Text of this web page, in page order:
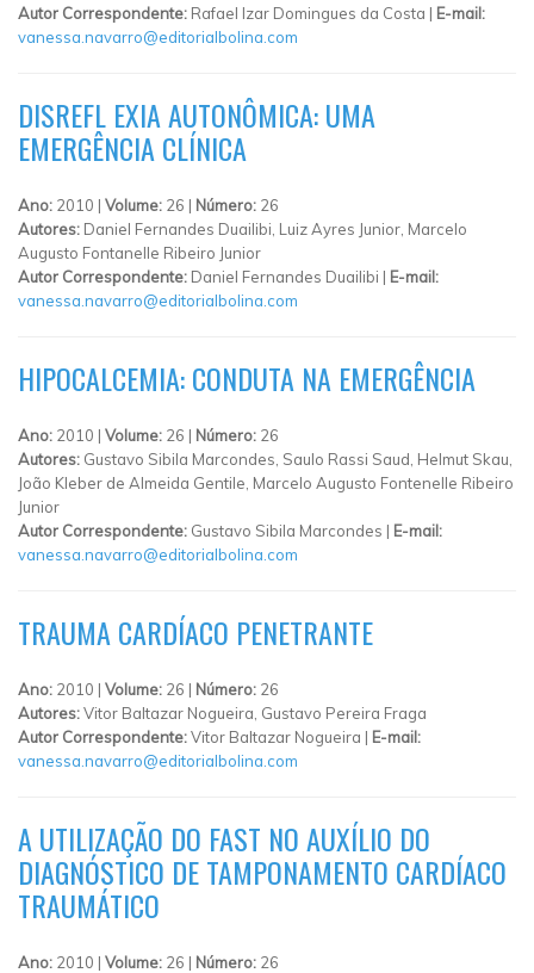
Autor Correspondente: Rafael Izar Domingues da Costa | E-mail:
vanessa.navarro@editorialbolina.com
DISREFL EXIA AUTONÔMICA: UMA
EMERGÊNCIA CLÍNICA
Ano: 2010 | Volume: 26 | Número: 26
Autores: Daniel Fernandes Duailibi, Luiz Ayres Junior, Marcelo
Augusto Fontanelle Ribeiro Junior
Autor Correspondente: Daniel Fernandes Duailibi | E-mail:
vanessa.navarro@editorialbolina.com
HIPOCALCEMIA: CONDUTA NA EMERGÊNCIA
Ano: 2010 | Volume: 26 | Número: 26
Autores: Gustavo Sibila Marcondes, Saulo Rassi Saud, Helmut Skau,
João Kleber de Almeida Gentile, Marcelo Augusto Fontenelle Ribeiro
Junior
Autor Correspondente: Gustavo Sibila Marcondes | E-mail:
vanessa.navarro@editorialbolina.com
TRAUMA CARDÍACO PENETRANTE
Ano: 2010 | Volume: 26 | Número: 26
Autores:Vitor Baltazar Nogueira, Gustavo Pereira Fraga
Autor Correspondente:Vitor Baltazar Nogueira | E-mail:
vanessa.navarro@editorialbolina.com
A UTILIZAÇÃO DO FAST NO AUXÍLIO DO
DIAGNÓSTICO DE TAMPONAMENTO CARDÍACO
TRAUMÁTICO
Ano: 2010 | Volume: 26 | Número: 26